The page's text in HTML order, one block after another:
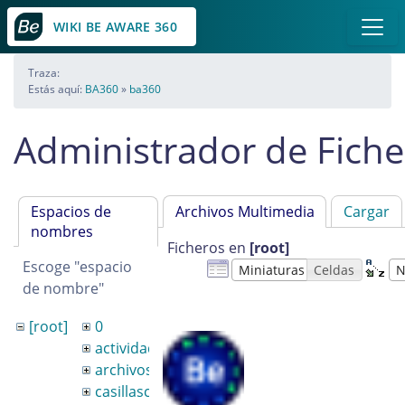
WIKI BE AWARE 360
Traza:
Estás aquí: BA360» ba360
Administrador de
Espacios de
nombres
Escoge "espacio
de nombre"
[root]
0
actividadesprogramadas
archivosadjuntos
casillascorreo
Archivos Multimedia
Cargar
Ficheros en [root]
Miniaturas Celdas